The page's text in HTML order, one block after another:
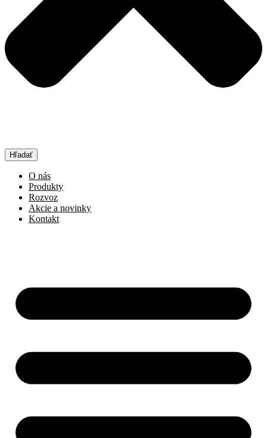
Hľadať
O nás
Produkty
Rozvoz
Akcie a novinky
Kontakt